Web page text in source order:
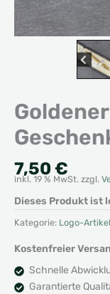
7,50 €
inkl. 19 % MwSt. zzgl.
Dieses Produkt ist
Kategorie: Logo-Artikel
Kostenfreier
Schnelle
Garantierte